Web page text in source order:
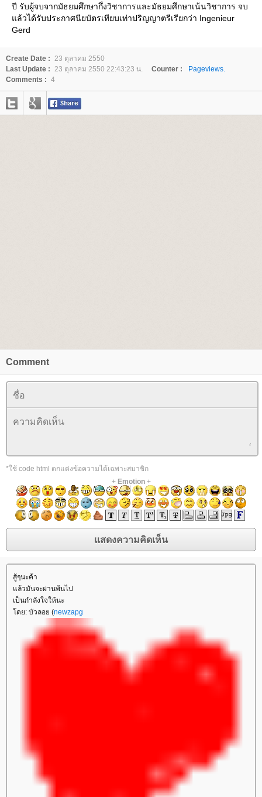
ปี รับผู้จบจากมัธยมศึกษากึ่งวิชาการและมัธยมศึกษาเน้นวิชาการ จบ
ล้วได้รับประกาศนียบัตรเทียบเท่าปริญญาตรีเรียกว่า Ingenieur
Gerd
Create Date : 23 ตุลาคม 2550
Last Update : 23 ตุลาคม 2550 22:43:23 น. Counter :
Pageviews.
Comments : 4
Comment
*ใช้ code html ตกแต่งข้อความได้เฉพาะสมาชิก
+ Emotion+
สู้ๆนะค้า
ล้วมันจะผ่านพ้นไป
เป็นกำลังใจให้นะ
ดย: บัวลอย (newzapg